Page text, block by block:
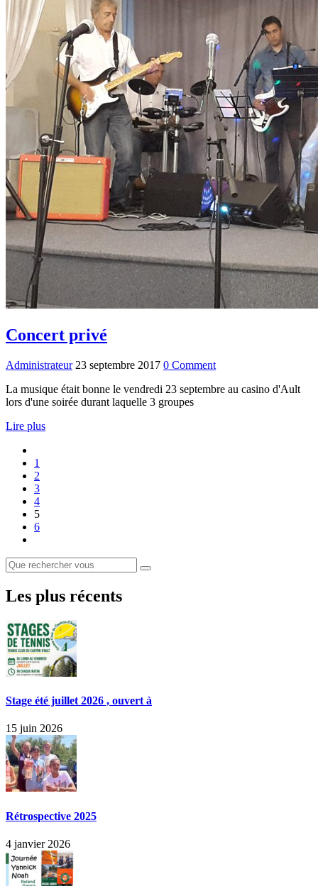
Concert privé
Administrateur 23 septembre 2017 0 Comment
La musique était bonne le vendredi 23 septembre au casino d'Ault
lors d'une soirée durant laquelle 3 groupes
Lire plus
1
2
3
4
5
6
Les plus récents
Stage été juillet 2026 , ouvert à
15 juin 2026
Rétrospective 2025
4 janvier 2026